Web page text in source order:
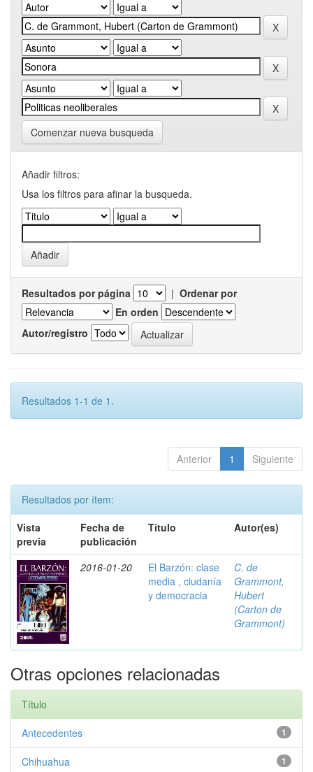
Comenzar nueva busqueda
Añadir filtros:
Usa los filtros para afinar la busqueda.
Resultados por página | Ordenar por
En orden
Autor/registro
Resultados 1-1 de 1.
Anterior 1 Siguiente
Resultados por ítem:
Vista
previa
Fecha de
publicación
Título Autor(es)
2016-01-20
El Barzón: clase
media , ciudanía
y democracia
C. de
Grammont,
Hubert
(Carton de
Grammont)
Otras opciones relacionadas
Título
1
Antecedentes
1
Chihuahua